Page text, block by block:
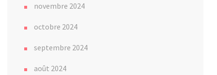
novembre 2024
octobre 2024
septembre 2024
août 2024